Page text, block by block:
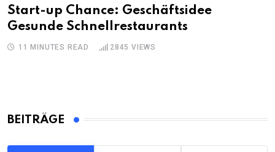
Start-up Chance: Geschäftsidee
Gesunde Schnellrestaurants
11 MINUTES READ 2845 VIEWS
BEITRÄGE